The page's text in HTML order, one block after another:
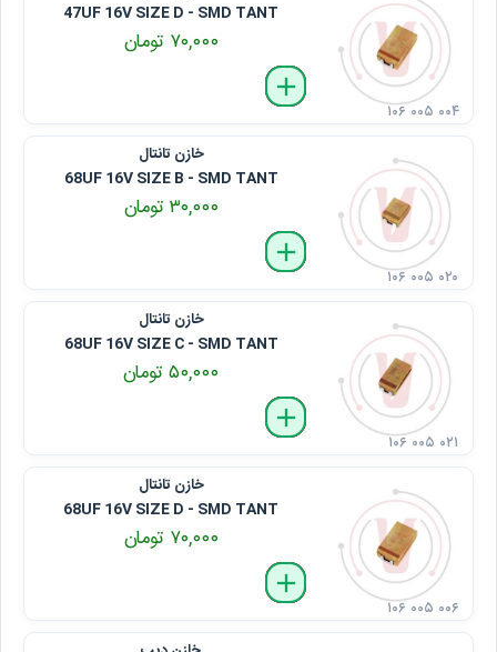
47UF 16V SIZE D - SMD TANT
۷۰,۰۰۰ تومان
delete
remove
add
۱۰۶ ۰۰۵ ۰۰۴
خازن تانتال
68UF 16V SIZE B - SMD TANT
۳۰,۰۰۰ تومان
delete
remove
add
۱۰۶ ۰۰۵ ۰۲۰
خازن تانتال
68UF 16V SIZE C - SMD TANT
۵۰,۰۰۰ تومان
delete
remove
add
۱۰۶ ۰۰۵ ۰۲۱
خازن تانتال
68UF 16V SIZE D - SMD TANT
۷۰,۰۰۰ تومان
delete
remove
add
۱۰۶ ۰۰۵ ۰۰۶